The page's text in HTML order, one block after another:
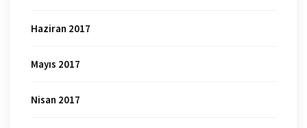
Haziran 2017
Mayıs 2017
Nisan 2017